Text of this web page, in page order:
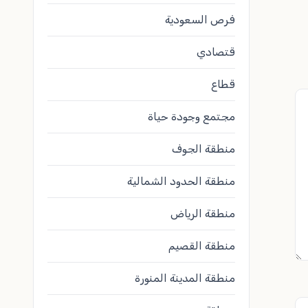
فرص السعودية
قتصادي
قطاع
مجتمع وجودة حياة
منطقة الجوف
منطقة الحدود الشمالية
منطقة الرياض
منطقة القصيم
منطقة المدينة المنورة